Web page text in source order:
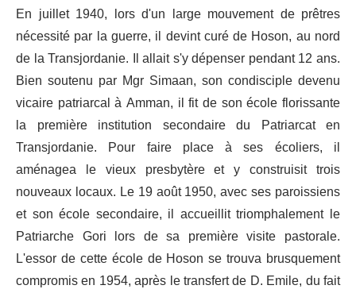
En juillet 1940, lors d'un large mouvement de prêtres
nécessité par la guerre, il devint curé de Hoson, au nord
de la Transjordanie. Il allait s'y dépenser pendant 12 ans.
Bien soutenu par Mgr Simaan, son condisciple devenu
vicaire patriarcal à Amman, il fit de son école florissante
la première institution secondaire du Patriarcat en
Transjordanie. Pour faire place à ses écoliers, il
aménagea le vieux presbytère et y construisit trois
nouveaux locaux. Le 19 août 1950, avec ses paroissiens
et son école secondaire, il accueillit triomphalement le
Patriarche Gori lors de sa première visite pastorale.
L'essor de cette école de Hoson se trouva brusquement
compromis en 1954, après le transfert de D. Emile, du fait